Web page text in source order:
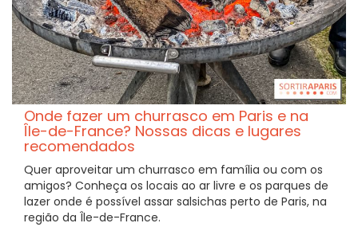
Onde fazer um churrasco em Paris e na
Île-de-France? Nossas dicas e lugares
recomendados
Quer aproveitar um churrasco em família ou com os
amigos? Conheça os locais ao ar livre e os parques de
lazer onde é possível assar salsichas perto de Paris, na
região da Île-de-France.